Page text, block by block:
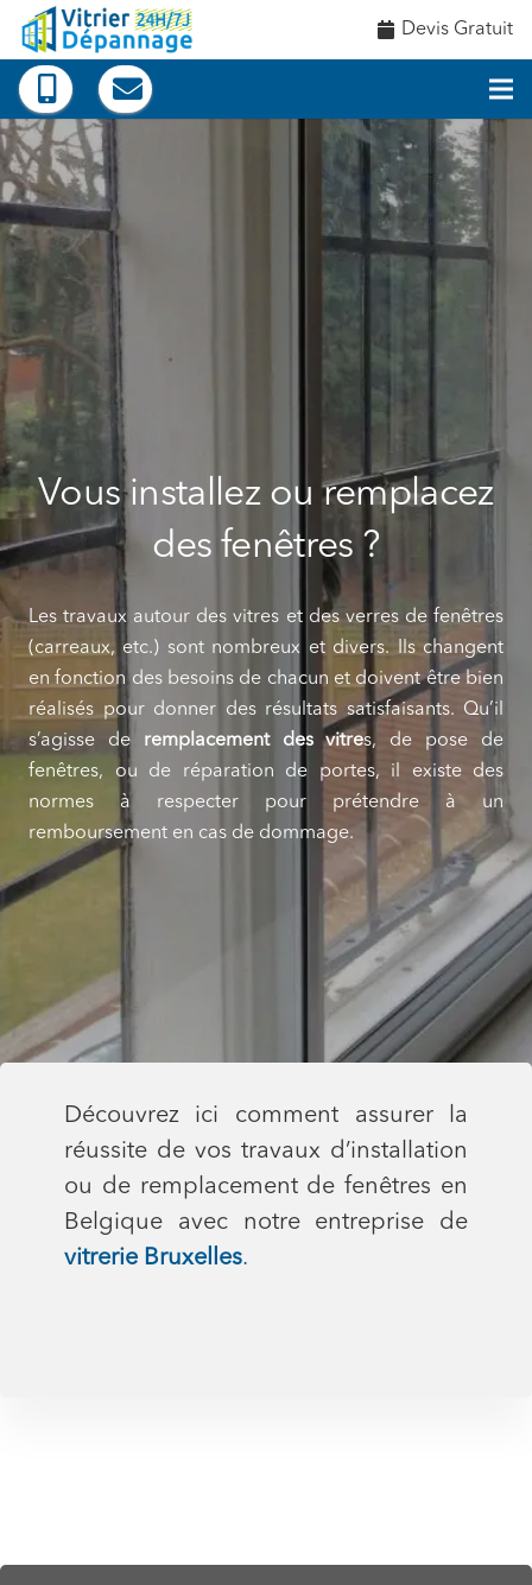
Devis Gratuit
Vous installez ou remplacez
des fenêtres ?
Les travaux autour des vitres et des verres de fenêtres
(carreaux, etc.) sont nombreux et divers.
Ils changent
en fonction des besoins de chacun et doivent être bien
réalisés pour donner des résultats satisfaisants. Qu’il
s’agisse de remplacement des vitres, de pose de
fenêtres, ou de réparation de portes, il existe des
normes à respecter pour prétendre à un
remboursement en cas de dommage.
Découvrez ici comment assurer la
réussite de vos travaux d’installation
ou de remplacement de fenêtres en
Belgique avec notre entreprise de
vitrerie Bruxelles.